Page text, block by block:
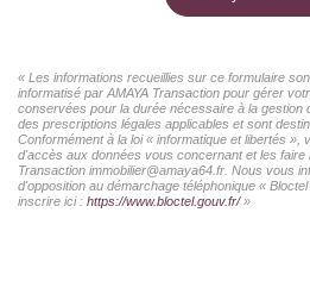
« Les informations recueillies sur ce formulaire
informatisé par AMAYA Transaction pour gérer
conservées pour la durée nécessaire à la gestion
des prescriptions légales applicables et sont
Conformément à la loi « informatique et libertés
d'accès aux données vous concernant et les faire
Transaction immobilier@amaya64.fr. Nous vous
d'opposition au démarchage téléphonique «
inscrire ici : https://www.bloctel.gouv.fr/»